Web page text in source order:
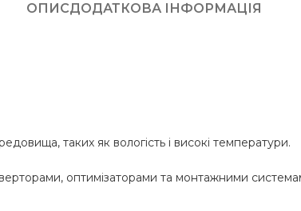
ОПИСДОДАТКОВА ІНФОРМАЦІЯ
таких як вологість і високі температури.
оптимізаторами та монтажними